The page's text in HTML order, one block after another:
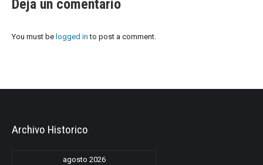
Deja un comentario
You must be logged in to post a comment.
Archivo Historico
agosto 2026